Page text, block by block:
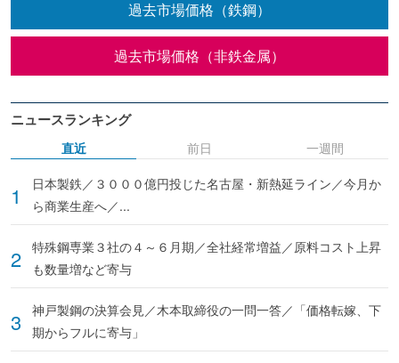
過去市場価格（鉄鋼）
過去市場価格（非鉄金属）
ニュースランキング
直近
日本製鉄／３０００億円投じた名古屋・新熱延ライン／今月か
ら商業生産へ／...
特殊鋼専業３社の４～６月期／全社経常増益／原料コスト上昇
も数量増など寄与
神戸製鋼の決算会見／木本取締役の一問一答／「価格転嫁、下
期からフルに寄与」
前日 一週間